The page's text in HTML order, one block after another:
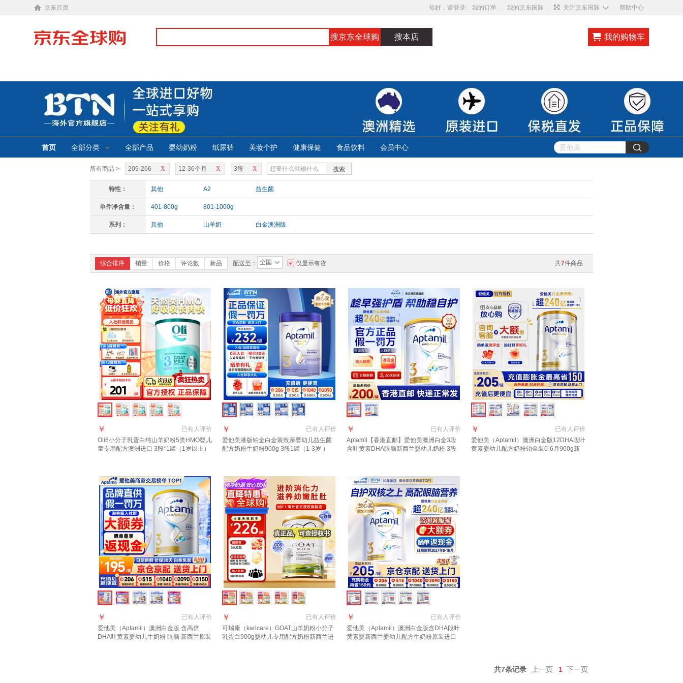
京东首页 你好，请登录 我的订单 我的京东国际 关注京东国际 ◇ 帮助中心
搜京东全球购 搜本店 我的购物车
首页 全部分类 全部产品 婴幼奶粉 纸尿裤 美妆个护 健康保健 食品饮料 会员中心
所有商品 > X
209-266 X
12-36个月 X
3段 搜索
特性： 其他 A2 益生菌
单件净含量： 401-800g 801-1000g
系列： 其他 山羊奶 白金澳洲版
共7件商品
综合排序 销量 价格 评论数 新品 配送至： 全国 仅显示有货
已有人评价
￥
Oli6小分子乳蛋白纯山羊奶粉5类HMO婴儿
童专用配方澳洲进口 3段*1罐（1岁以上）
已有人评价
￥
爱他美港版铂金白金装致亲婴幼儿益生菌
配方奶粉牛奶粉900g 3段1罐（1-3岁 ）
已有人评价
￥
Aptamil【香港直邮】爱他美澳洲白金3段
含叶黄素DHA眼脑新西兰婴幼儿奶粉 3段
已有人评价
￥
爱他美（Aptamil）澳洲白金版12DHA段叶
黄素婴幼儿配方奶粉铂金装0-6月900g新
已有人评价
￥
爱他美（Aptamil）澳洲白金版 含高倍
DHA叶黄素婴幼儿牛奶粉 眼脑 新西兰原装
已有人评价
￥
可瑞康（karicare）GOAT山羊奶粉小分子
乳蛋白900g婴幼儿专用配方奶粉新西兰进
已有人评价
￥
爱他美（Aptamil）澳洲白金版含DHA段叶
黄素婴新西兰婴幼儿配方牛奶粉原装进口
共7条记录 上一页 1 下一页